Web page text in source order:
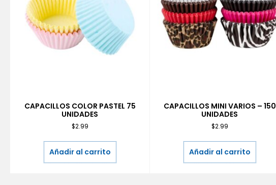
CAPACILLOS COLOR PASTEL 75
UNIDADES
$2.99
Añadir al carrito
CAPACILLOS MINI VARIOS – 150
UNIDADES
$2.99
Añadir al carrito